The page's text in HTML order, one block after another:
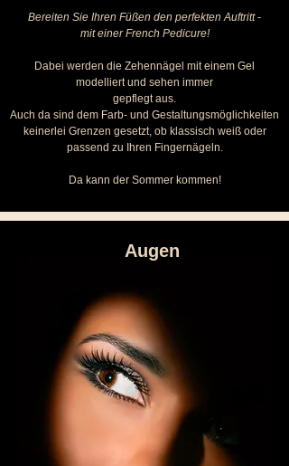
Bereiten Sie Ihren Füßen den perfekten Auftritt -
mit einer French Pedicure!
Dabei werden die Zehennägel mit einem Gel
modelliert und sehen immer
gepflegt aus.
Auch da sind dem Farb- und Gestaltungsmöglichkeiten
keinerlei Grenzen gesetzt, ob klassisch weiß oder
passend zu Ihren Fingernägeln.
Da kann der Sommer kommen!
Augen